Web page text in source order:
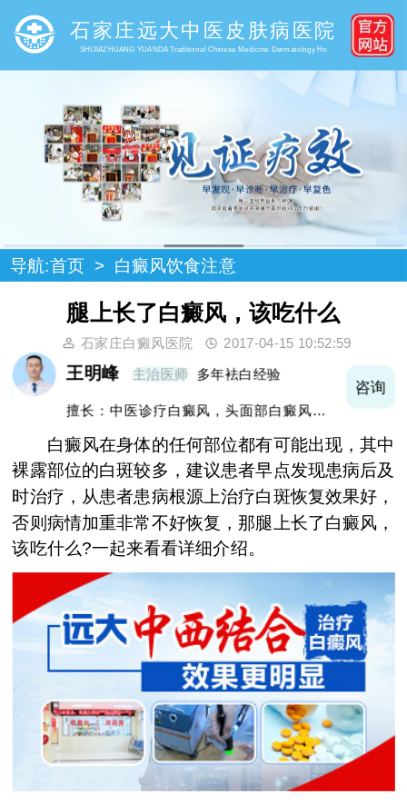
石家庄远大中医皮肤病医院
SHIJIAZHUANG YUANDA Traditional Chinese Medicine Dermatology Ho
导航:首页 > 白癜风饮食注意
腿上长了白癜风，该吃什么
石家庄白癜风医院 2017-04-15 10:52:59
王明峰 主治医师 多年袪白经验
擅长：中医诊疗白癜风，头面部白癜风，青
咨询
白癜风在身体的任何部位都有可能出现，其中
裸露部位的白斑较多，建议患者早点发现患病后及
时治疗，从患者患病根源上治疗白斑恢复效果好，
否则病情加重非常不好恢复，那腿上长了白癜风，
该吃什么?一起来看看详细介绍。